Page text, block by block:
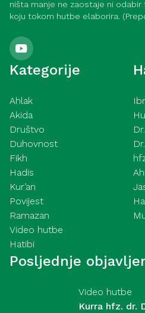
ništa manje ne zaostaje ni
koju tokom hutbe elaborira.
Kategorije
Ahlak
Akida
Društvo
Duhovnost
Fikh
Hadis
Kur’an
Povijest
Ramazan
Video hutbe
Hatibi
Posljednje
Video hutbe
Kurra hfz. dr.